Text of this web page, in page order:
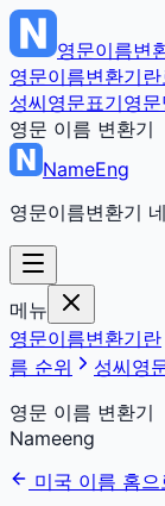
영문이름변
영문이름변환기란
성씨영문표기영
영문 이름 변환기
NameEng
영문이름변환기
메뉴
영문이름변환기란
름 순위
성씨영
영문 이름 변환기
Nameeng
미국 이름 홈으